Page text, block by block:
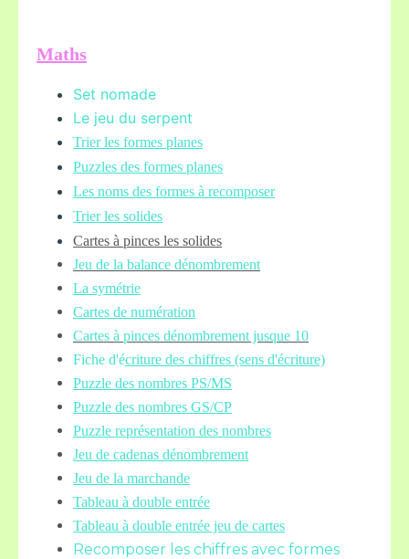
Maths
Set nomade
Le jeu du serpent
Trier les formes planes
Puzzles des formes planes
Les noms des formes à recomposer
Trier les solides
Cartes à pinces les solides
Jeu de la balance dénombrement
La symétrie
Cartes de numération
Cartes à pinces dénombrement jusque 10
Fiche d'écriture des chiffres (sens d'écriture)
Puzzle des nombres PS/MS
Puzzle des nombres GS/CP
Puzzle représentation des nombres
Jeu de cadenas dénombrement
Jeu de la marchande
Tableau à double entrée
Tableau à double entrée jeu de cartes
Recomposer les chiffres avec formes